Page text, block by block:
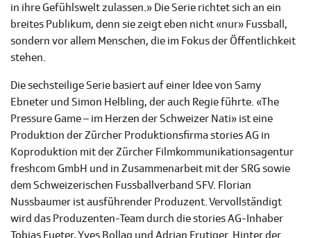
in ihre Gefühlswelt zulassen.» Die Serie richtet sich an ein
breites Publikum, denn sie zeigt eben nicht «nur» Fussball,
sondern vor allem Menschen, die im Fokus der Öffentlichkeit
stehen.
Die sechsteilige Serie basiert auf einer Idee von Samy
Ebneter und Simon Helbling, der auch Regie führte. «The
Pressure Game – im Herzen der Schweizer Nati» ist eine
Produktion der Zürcher Produktionsfirma stories AG in
Koproduktion mit der Zürcher Filmkommunikationsagentur
freshcom GmbH und in Zusammenarbeit mit der SRG sowie
dem Schweizerischen Fussballverband SFV. Florian
Nussbaumer ist ausführender Produzent. Vervollständigt
wird das Produzenten-Team durch die stories AG-Inhaber